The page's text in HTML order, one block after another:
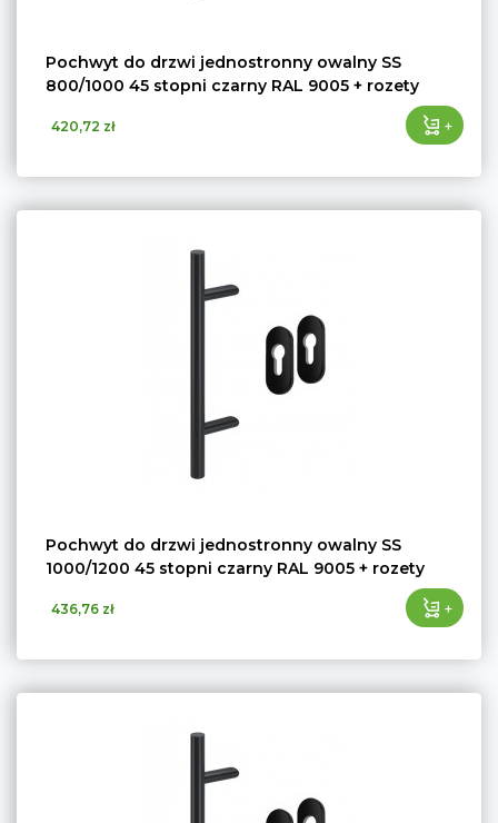
Pochwyt do drzwi jednostronny owalny SS
800/1000 45 stopni czarny RAL 9005 + rozety
420,72 zł +
Pochwyt do drzwi jednostronny owalny SS
1000/1200 45 stopni czarny RAL 9005 + rozety
436,76 zł +